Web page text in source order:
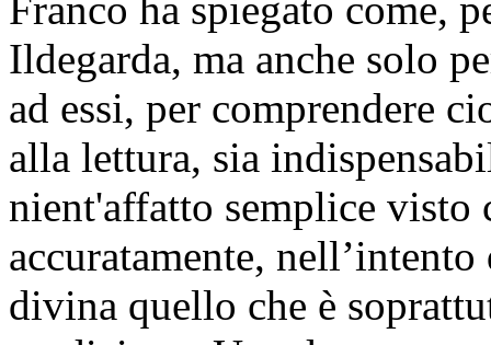
Ildegarda, ma anche solo
ad essi, per comprendere
alla lettura, sia
nient'affatto semplice visto
accuratamente,
divina quello che è